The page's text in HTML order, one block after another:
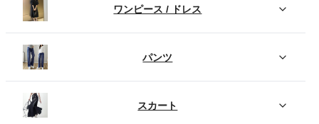
ワンピース / ドレス
パンツ
スカート